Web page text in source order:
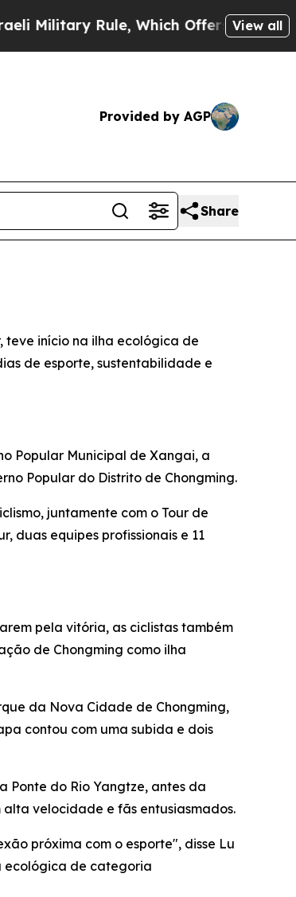
Rule, Which Offers Them few, if
View all
Provided by AGP
Share
teve início na ilha ecológica de
de esporte, sustentabilidade e
Popular Municipal de Xangai, a
Popular do Distrito de Chongming.
juntamente com o Tour de
duas equipes profissionais e 11
pela vitória, as ciclistas também
de Chongming como ilha
da Nova Cidade de Chongming,
contou com uma subida e dois
Ponte do Rio Yangtze, antes da
velocidade e fãs entusiasmados.
próxima com o esporte", disse Lu
ecológica de categoria